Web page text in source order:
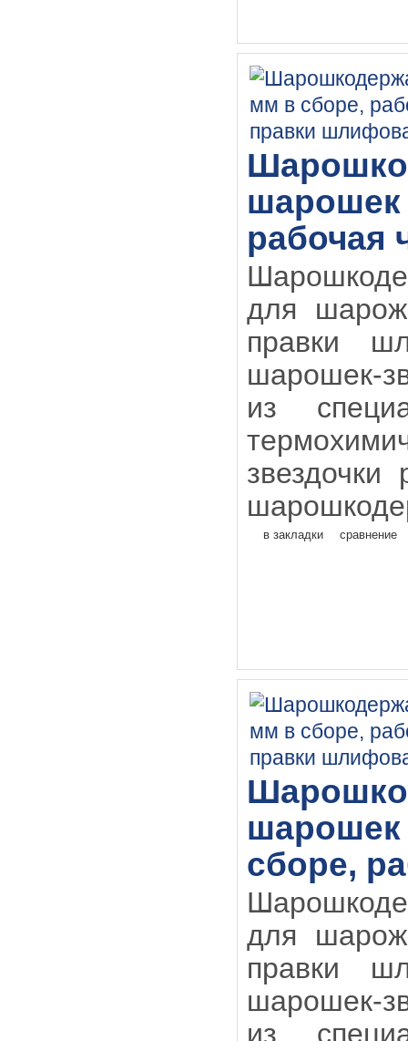
шарошек
рабочая
для
правки
шарошек-
из
в закладки сравнение
шарошек
сборе,
для
правки
шарошек-
из